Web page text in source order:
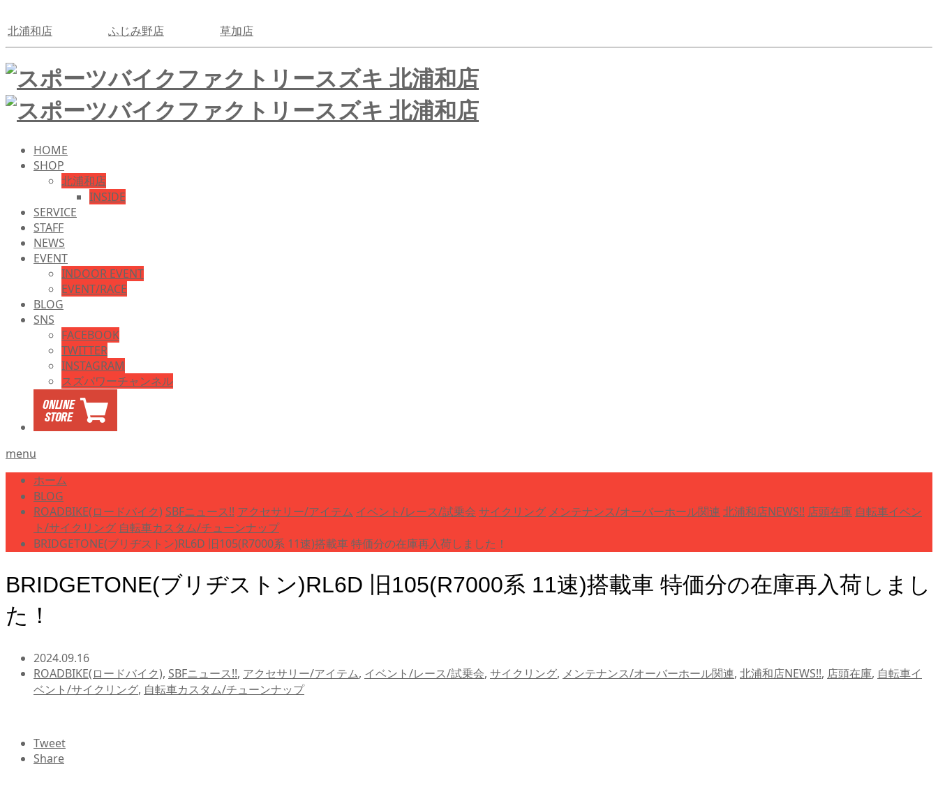
北浦和店 ふじみ野店 草加店
HOME
SHOP
北浦和店
INSIDE
SERVICE
STAFF
NEWS
EVENT
INDOOR EVENT
EVENT/RACE
BLOG
SNS
FACEBOOK
TWITTER
INSTAGRAM
スズパワーチャンネル
menu
ホーム
BLOG
ROADBIKE(ロードバイク) SBFニュース!! アクセサリー/アイテム イベント/レース/試乗会 サイクリング メンテナンス/オーバーホール関連 北浦和店NEWS!! 店頭在庫 自転車イベン
ト/サイクリング 自転車カスタム/チューンナップ
BRIDGETONE(ブリヂストン)RL6D 旧105(R7000系 11速)搭載車 特価分の在庫再入荷しました！
BRIDGETONE(ブリヂストン)RL6D 旧105(R7000系 11速)搭載車 特価分の在庫再入荷しまし
た！
2024.09.16
ROADBIKE(ロードバイク), SBFニュース!!, アクセサリー/アイテム, イベント/レース/試乗会, サイクリング, メンテナンス/オーバーホール関連, 北浦和店NEWS!!, 店頭在庫, 自転車イ
ベント/サイクリング, 自転車カスタム/チューンナップ
Tweet
Share